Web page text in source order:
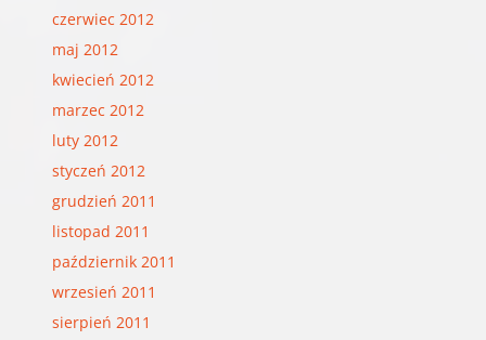
czerwiec 2012
maj 2012
kwiecień 2012
marzec 2012
luty 2012
styczeń 2012
grudzień 2011
listopad 2011
październik 2011
wrzesień 2011
sierpień 2011